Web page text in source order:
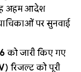
अहम आदेश
पर सुनवाई
को जारी किए गए
रिजल्ट को पूरी